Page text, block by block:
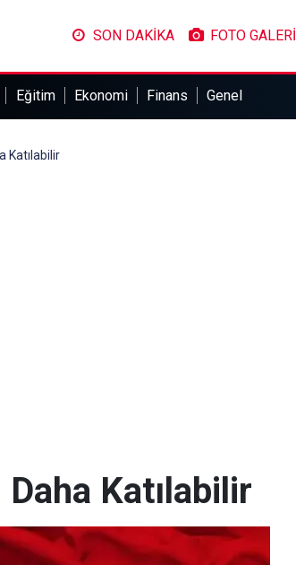
SON DAKİKA FOTO GALERİ
Eğitim Ekonomi Finans Genel
Katılabilir
Katılabilir